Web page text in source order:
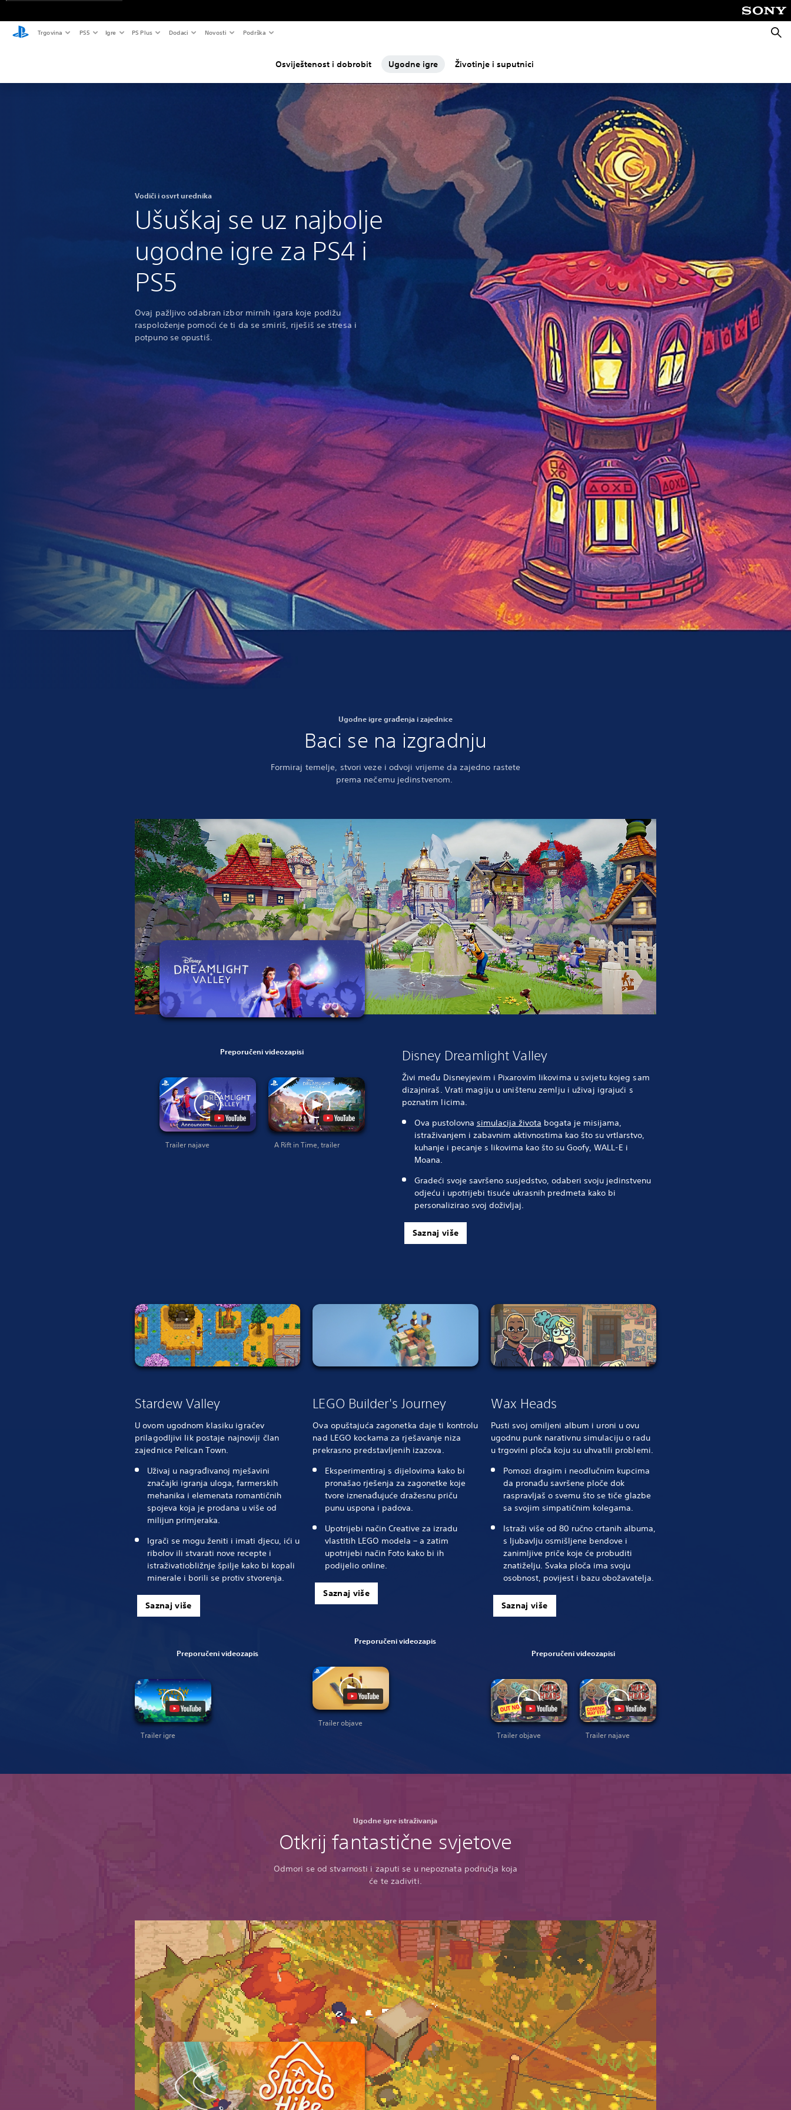
Trgovina PS5 Igre PS Plus Dodaci Novosti Podrška
Osviještenost i dobrobit Ugodne igre Životinje i suputnici
Vodiči i osvrt urednika
Ušuškaj se uz najbolje
ugodne igre za PS4 i
PS5
Ovaj pažljivo odabran izbor mirnih igara koje podižu
raspoloženje pomoći će ti da se smiriš, riješiš se stresa i
potpuno se opustiš.
Ugodne igre građenja i zajednice
Baci se na izgradnju
Formiraj temelje, stvori veze i odvoji vrijeme da zajedno rastete
prema nečemu jedinstvenom.
Preporučeni videozapisi
Trailer najave A Rift in Time, trailer
Disney Dreamlight Valley
Živi među Disneyjevim i Pixarovim likovima u svijetu kojeg sam
dizajniraš. Vrati magiju u uništenu zemlju i uživaj igrajući s
poznatim licima.
Ova pustolovna simulacija života bogata je misijama,
istraživanjem i zabavnim aktivnostima kao što su vrtlarstvo,
kuhanje i pecanje s likovima kao što su Goofy, WALL-E i
Moana.
Gradeći svoje savršeno susjedstvo, odaberi svoju jedinstvenu
odjeću i upotrijebi tisuće ukrasnih predmeta kako bi
personalizirao svoj doživljaj.
Saznaj više
Stardew Valley
U ovom ugodnom klasiku igračev
prilagodljivi lik postaje najnoviji član
zajednice Pelican Town.
Uživaj u nagrađivanoj mješavini
značajki igranja uloga, farmerskih
mehanika i elemenata romantičnih
spojeva koja je prodana u više od
milijun primjeraka.
Igrači se mogu ženiti i imati djecu, ići u
ribolov ili stvarati nove recepte i
istraživati​obližnje špilje kako bi kopali
minerale i borili se protiv stvorenja.
Saznaj više
Preporučeni videozapis
Trailer igre
LEGO Builder's Journey
Ova opuštajuća zagonetka daje ti kontrolu
nad LEGO kockama za rješavanje niza
prekrasno predstavljenih izazova.
Eksperimentiraj s dijelovima kako bi
pronašao rješenja za zagonetke koje
tvore iznenađujuće dražesnu priču
punu uspona i padova.
Upotrijebi način Creative za izradu
vlastitih LEGO modela – a zatim
upotrijebi način Foto kako bi ih
podijelio online.
Saznaj više
Preporučeni videozapis
Trailer objave
Wax Heads
Pusti svoj omiljeni album i uroni u ovu
ugodnu punk narativnu simulaciju o radu
u trgovini ploča koju su uhvatili problemi.
Pomozi dragim i neodlučnim kupcima
da pronađu savršene ploče dok
raspravljaš o svemu što se tiče glazbe
sa svojim simpatičnim kolegama.
Istraži više od 80 ručno crtanih albuma,
s ljubavlju osmišljene bendove i
zanimljive priče koje će probuditi
znatiželju. Svaka ploča ima svoju
osobnost, povijest i bazu obožavatelja.
Saznaj više
Preporučeni videozapisi
Trailer objave Trailer najave
Ugodne igre istraživanja
Otkrij fantastične svjetove
Odmori se od stvarnosti i zaputi se u nepoznata područja koja
će te zadiviti.